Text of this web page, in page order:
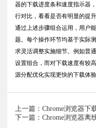
器的下载进度条和速度指示器
行对比，看看是否有明显的提升
通过上述步骤组合运用，用户
题。每个操作环节均基于实际
求灵活调整实施细节。例如普
设置组合，而对下载速度有较
源分配优化实现更快的下载体验
上一篇：Chrome浏览器
下一篇：Chrome浏览器离